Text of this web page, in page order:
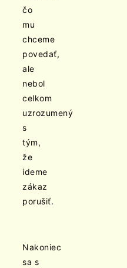
čo
mu
chceme
povedať,
ale
nebol
celkom
uzrozumený
s
tým,
že
ideme
zákaz
porušiť.
Nakoniec
sa s